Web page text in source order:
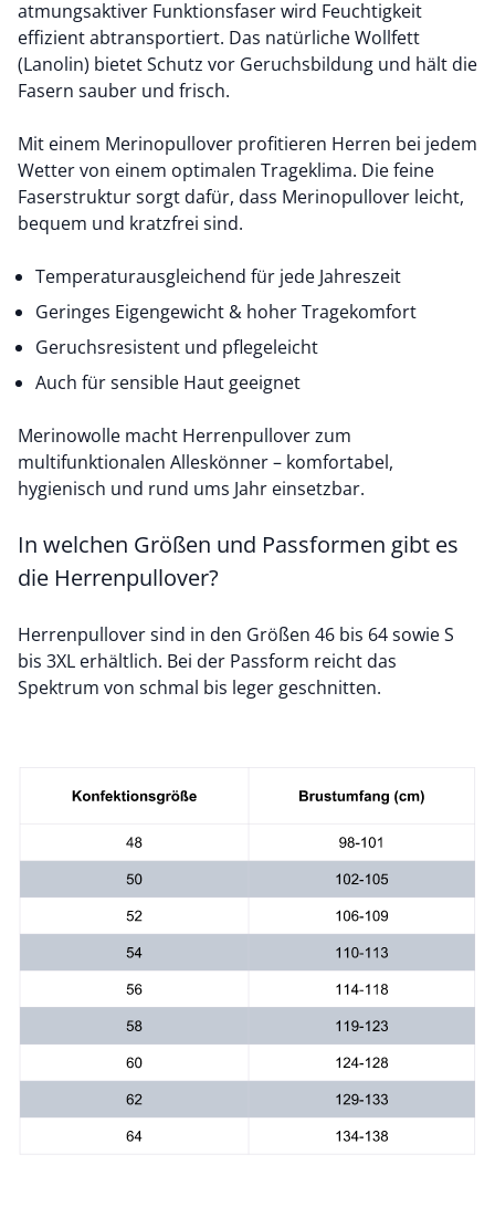
atmungsaktiver Funktionsfaser wird Feuchtigkeit
effizient abtransportiert. Das natürliche Wollfett
(Lanolin) bietet Schutz vor Geruchsbildung und hält die
Fasern sauber und frisch.
Mit einem Merinopullover profitieren Herren bei jedem
Wetter von einem optimalen Trageklima. Die feine
Faserstruktur sorgt dafür, dass Merinopullover leicht,
bequem und kratzfrei sind.
Temperaturausgleichend für jede Jahreszeit
Geringes Eigengewicht & hoher Tragekomfort
Geruchsresistent und pflegeleicht
Auch für sensible Haut geeignet
Merinowolle macht Herrenpullover zum
multifunktionalen Alleskönner – komfortabel,
hygienisch und rund ums Jahr einsetzbar.
In welchen Größen und Passformen gibt es
die Herrenpullover?
Herrenpullover sind in den Größen 46 bis 64 sowie S
bis 3XL erhältlich. Bei der Passform reicht das
Spektrum von schmal bis leger geschnitten.